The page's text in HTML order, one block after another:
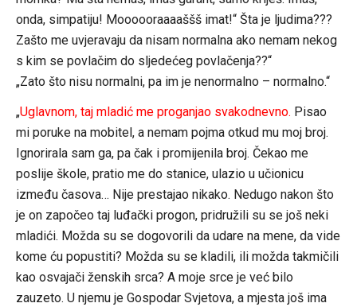
onda, simpatiju! Moooooraaaaššš imat!“ Šta je ljudima???
Zašto me uvjeravaju da nisam normalna ako nemam nekog
s kim se povlačim do sljedećeg povlačenja??“
„Zato što nisu normalni, pa im je nenormalno – normalno.“
„Uglavnom, taj mladić me proganjao svakodnevno. Pisao
mi poruke na mobitel, a nemam pojma otkud mu moj broj.
Ignorirala sam ga, pa čak i promijenila broj. Čekao me
poslije škole, pratio me do stanice, ulazio u učionicu
između časova… Nije prestajao nikako. Nedugo nakon što
je on započeo taj luđački progon, pridružili su se još neki
mladići. Možda su se dogovorili da udare na mene, da vide
kome ću popustiti? Možda su se kladili, ili možda takmičili
kao osvajači ženskih srca? A moje srce je već bilo
zauzeto. U njemu je Gospodar Svjetova, a mjesta još ima